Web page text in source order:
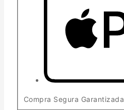
Compra Segura Garantizada